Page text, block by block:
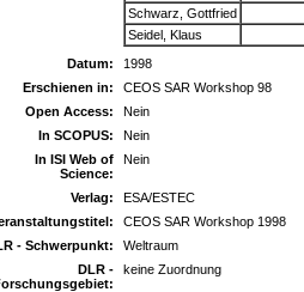
Schwarz, Gottfried
Seidel, Klaus
Datum:
1998
Erschienen in:
CEOS SAR Workshop 98
Open Access:
Nein
In SCOPUS:
Nein
In ISI Web of
Science:
Nein
Verlag:
ESA/ESTEC
CEOS SAR Workshop 1998
- Schwerpunkt:
Weltraum
DLR -
keine Zuordnung